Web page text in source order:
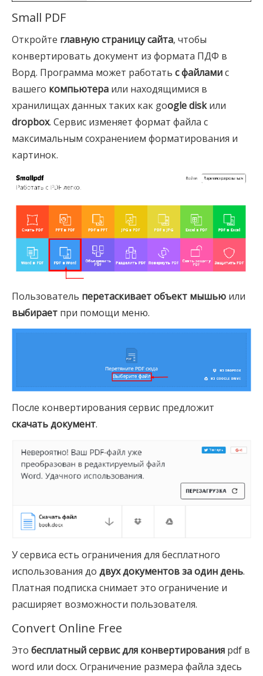
Small PDF
Откройте главную страницу сайта, чтобы
конвертировать документ из формата ПДФ в
Ворд. Программа может работать с файламис
вашего компьютера или находящимися в
хранилищах данных таких как google diskили
dropbox. Сервис изменяет формат файла с
максимальным сохранением форматирования и
картинок.
Пользователь перетаскивает объект мышью или
выбирает при помощи меню.
После конвертирования сервис предложит
скачать документ.
У сервиса есть ограничения для бесплатного
использования до двух документов за один день.
Платная подписка снимает это ограничение и
расширяет возможности пользователя.
Convert Online Free
Это бесплатный сервис для конвертирования pdf в
word или docx. Ограничение размера файла здесь